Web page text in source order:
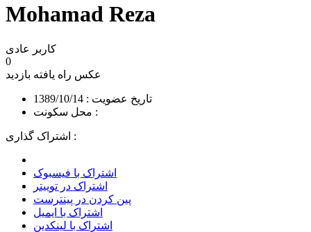
Mohamad Reza
کاربر عادی
0
عکس راه یافته بازدید
تاریخ عضویت : 1389/10/14
محل سکونت :
اشتراک گذاری :
اشتراک با فیسبوک
اشتراک در توییتر
پین کردن در پینترست
اشتراک با ایمیل
اشتراک با لینکدین